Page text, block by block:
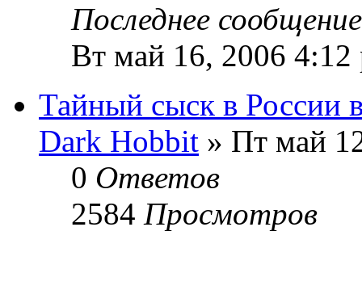
Последнее
Вт май 16, 2006 4:12
Тайный сыск в России
Dark Hobbit » Пт май
0 Ответов
2584 Просмотров